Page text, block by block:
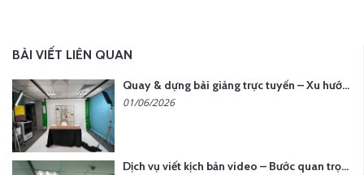
BÀI VIẾT LIÊN QUAN
Quay & dựng bài giảng trực tuyến – Xu hướng đào tạo thời đại số
01/06/2026
Dịch vụ viết kịch bản video – Bước quan trọng quyết định thành công nội dung